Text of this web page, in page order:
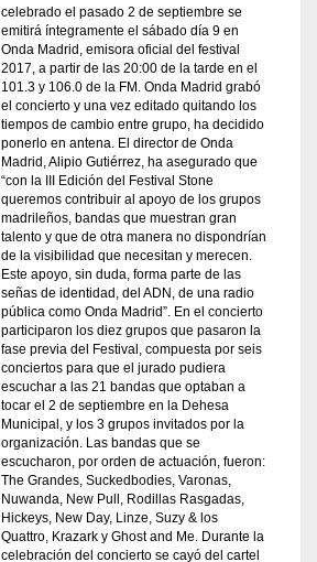
celebrado el pasado 2 de septiembre se
emitirá íntegramente el sábado día 9 en
Onda Madrid, emisora oficial del festival
2017, a partir de las 20:00 de la tarde en el
101.3 y 106.0 de la FM. Onda Madrid grabó
el concierto y una vez editado quitando los
tiempos de cambio entre grupo, ha decidido
ponerlo en antena. El director de Onda
Madrid, Alipio Gutiérrez, ha asegurado que
“con la III Edición del Festival Stone
queremos contribuir al apoyo de los grupos
madrileños, bandas que muestran gran
talento y que de otra manera no dispondrían
de la visibilidad que necesitan y merecen.
Este apoyo, sin duda, forma parte de las
señas de identidad, del ADN, de una radio
pública como Onda Madrid”. En el concierto
participaron los diez grupos que pasaron la
fase previa del Festival, compuesta por seis
conciertos para que el jurado pudiera
escuchar a las 21 bandas que optaban a
tocar el 2 de septiembre en la Dehesa
Municipal, y los 3 grupos invitados por la
organización. Las bandas que se
escucharon, por orden de actuación, fueron:
The Grandes, Suckedbodies, Varonas,
Nuwanda, New Pull, Rodillas Rasgadas,
Hickeys, New Day, Linze, Suzy & los
Quattro, Krazark y Ghost and Me. Durante la
celebración del concierto se cayó del cartel